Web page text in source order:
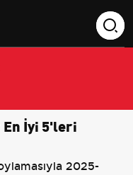
En İyi 5'leri
2025-